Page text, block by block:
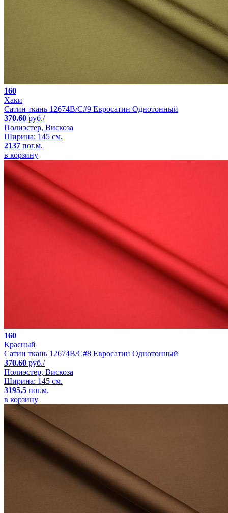
160
Хаки
Сатин ткань 12674B/C#9 Евросатин Однотонный
370.60 руб./
Полиэстер, Вискоза
Ширина: 145 см.
2137 пог.м.
в корзину
160
Красный
Сатин ткань 12674B/C#8 Евросатин Однотонный
370.60 руб./
Полиэстер, Вискоза
Ширина: 145 см.
3195.5 пог.м.
в корзину